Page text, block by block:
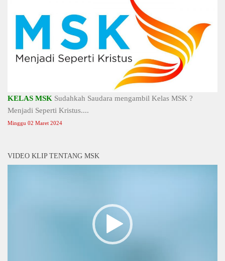
KELAS MSK Sudahkah Saudara mengambil Kelas MSK ?
Menjadi Seperti Kristus....
Minggu 02 Maret 2024
VIDEO KLIP TENTANG MSK